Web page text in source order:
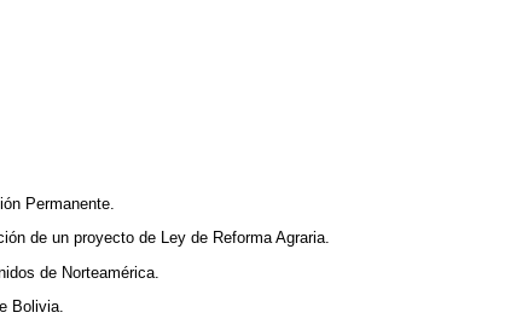
Permanente.
de un proyecto de Ley de Reforma Agraria.
de Norteamérica.
Bolivia.